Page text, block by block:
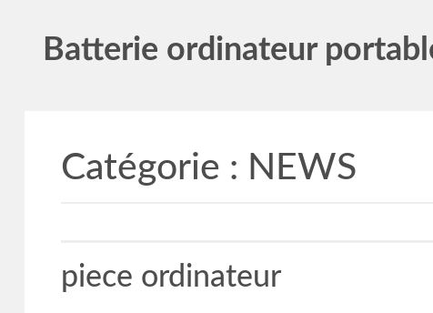
Batterie ordinateur
Catégorie : NEWS
piece ordinateur